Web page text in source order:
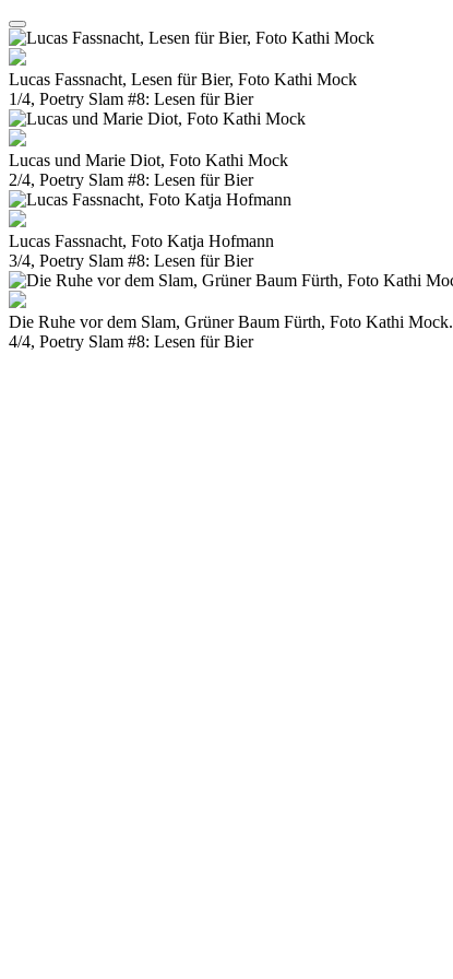
Lucas Fassnacht, Lesen für Bier, Foto Kathi Mock
1/4, Poetry Slam #8: Lesen für Bier
Lucas und Marie Diot, Foto Kathi Mock
2/4, Poetry Slam #8: Lesen für Bier
Lucas Fassnacht, Foto Katja Hofmann
3/4, Poetry Slam #8: Lesen für Bier
Die Ruhe vor dem Slam, Grüner Baum Fürth, Foto Kathi Mock.
4/4, Poetry Slam #8: Lesen für Bier